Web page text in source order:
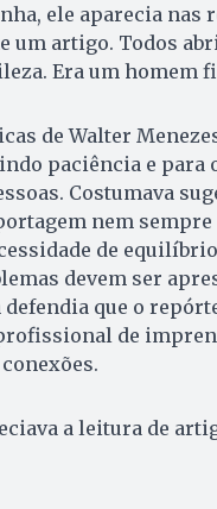
ele aparecia nas
um artigo. Todos
Era um homem
de Walter
paciência e
Costumava
nem
de
devem ser
que o
de
a leitura de